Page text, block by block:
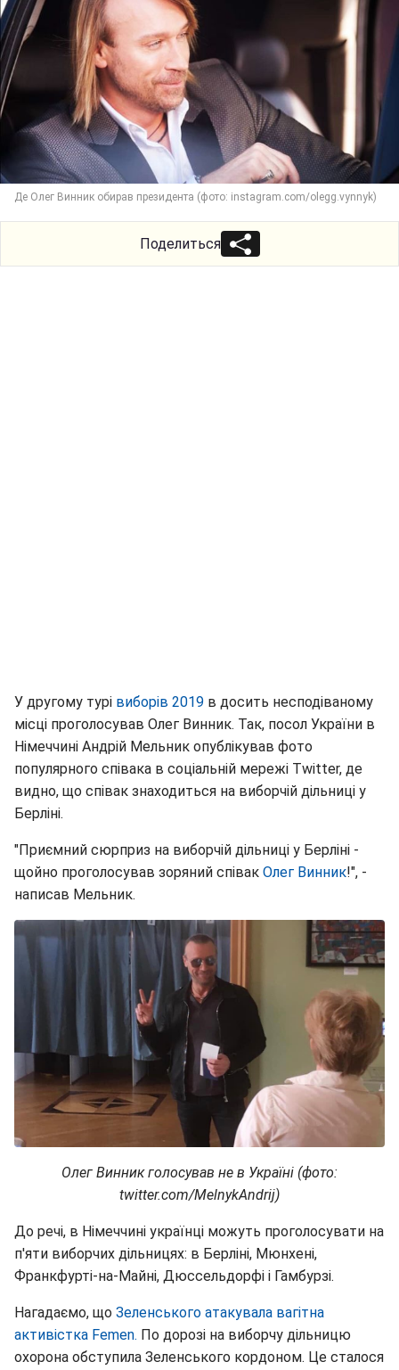
Де Олег Винник обирав президента (фото: instagram.com/olegg.vynnyk)
Поделиться
У другому турі виборів 2019 в досить несподіваному
місці проголосував Олег Винник. Так, посол України в
Німеччині Андрій Мельник опублікував фото
популярного співака в соціальній мережі Twitter, де
видно, що співак знаходиться на виборчій дільниці у
Берліні.
"Приємний сюрприз на виборчій дільниці у Берліні -
щойно проголосував зоряний співак Олег Винник!", -
написав Мельник.
Олег Винник голосував не в Україні (фото:
twitter.com/MelnykAndrij)
До речі, в Німеччині українці можуть проголосувати на
п'яти виборчих дільницях: в Берліні, Мюнхені,
Франкфурті-на-Майні, Дюссельдорфі і Гамбурзі.
Нагадаємо, що Зеленського атакувала вагітна
активістка Femen. По дорозі на виборчу дільницю
охорона обступила Зеленського кордоном. Це сталося